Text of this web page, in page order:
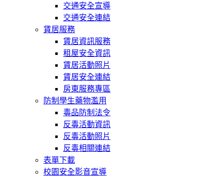
交通安全宣導
交通安全連結
賃居服務
賃居資訊服務
租屋安全資訊
賃居活動照片
賃居安全連結
房東服務專區
防制學生藥物濫用
毒品防制法令
反毒活動資訊
反毒活動照片
反毒相關連結
表單下載
校園安全影音宣導